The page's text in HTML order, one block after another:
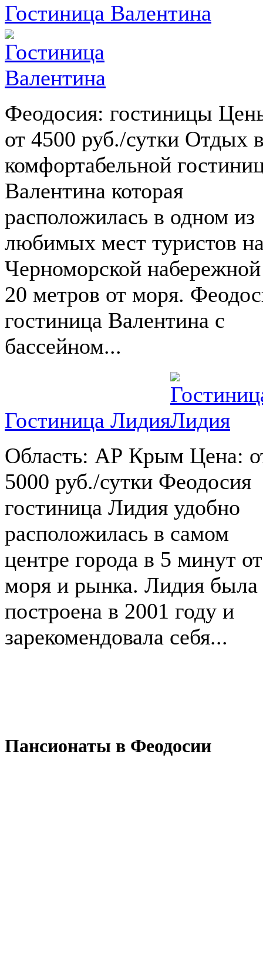
Гостиница Валентина
Феодосия: гостиницы
от 4500 руб./сутки Отдых
комфортабельной
Валентина которая
расположилась в одном из
любимых мест туристов
Черноморской
20 метров от моря.
гостиница Валентина с
бассейном...
Гостиница Лидия
Область: АР Крым Цена:
5000 руб./сутки Феодосия
гостиница Лидия удобно
расположилась в самом
центре города в 5 минут от
моря и рынка. Лидия была
построена в 2001 году и
зарекомендовала себя...
Пансионаты в Феодосии